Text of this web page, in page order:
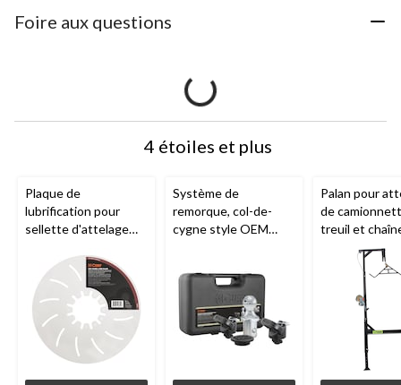
Foire aux questions
4 étoiles et plus
Plaque de
lubrification pour
sellette d'attelage
Système de
remorque, col-de-
cygne style OEM
Palan pour
de
treuil et